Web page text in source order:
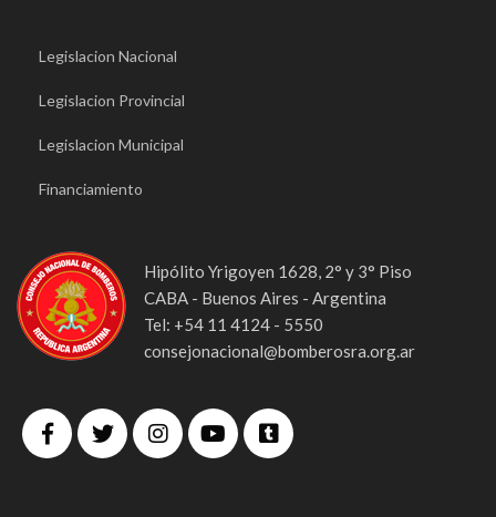
Legislacion Nacional
Legislacion Provincial
Legislacion Municipal
Financiamiento
Hipólito Yrigoyen 1628, 2° y 3° Piso
CABA - Buenos Aires - Argentina
Tel: +54 11 4124 - 5550
consejonacional@bomberosra.org.ar